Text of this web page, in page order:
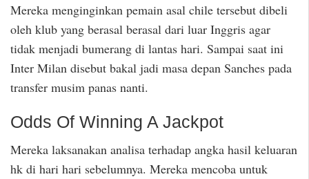
Mereka menginginkan pemain asal chile tersebut dibeli
oleh klub yang berasal berasal dari luar Inggris agar
tidak menjadi bumerang di lantas hari. Sampai saat ini
Inter Milan disebut bakal jadi masa depan Sanches pada
transfer musim panas nanti.
Odds Of Winning A Jackpot
Mereka laksanakan analisa terhadap angka hasil keluaran
hk di hari hari sebelumnya. Mereka mencoba untuk